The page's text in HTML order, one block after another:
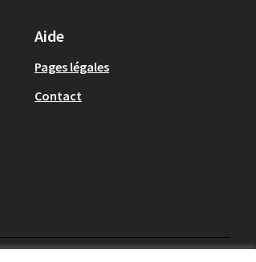
Aide
Pages légales
Contact